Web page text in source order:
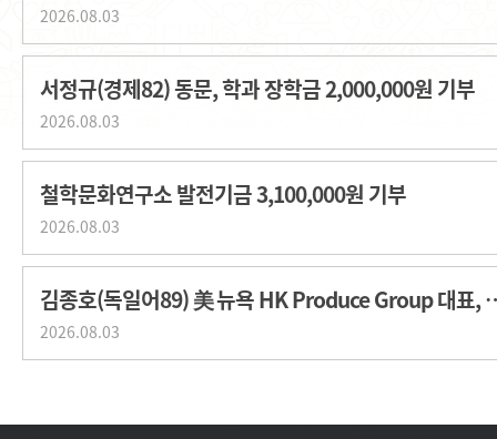
2026.08.03
서정규(경제82) 동문, 학과 장학금 2,000,000원 기부
2026.08.03
철학문화연구소 발전기금 3,100,000원 기부
2026.08.03
김종호(독일어89) 美
2026.08.03